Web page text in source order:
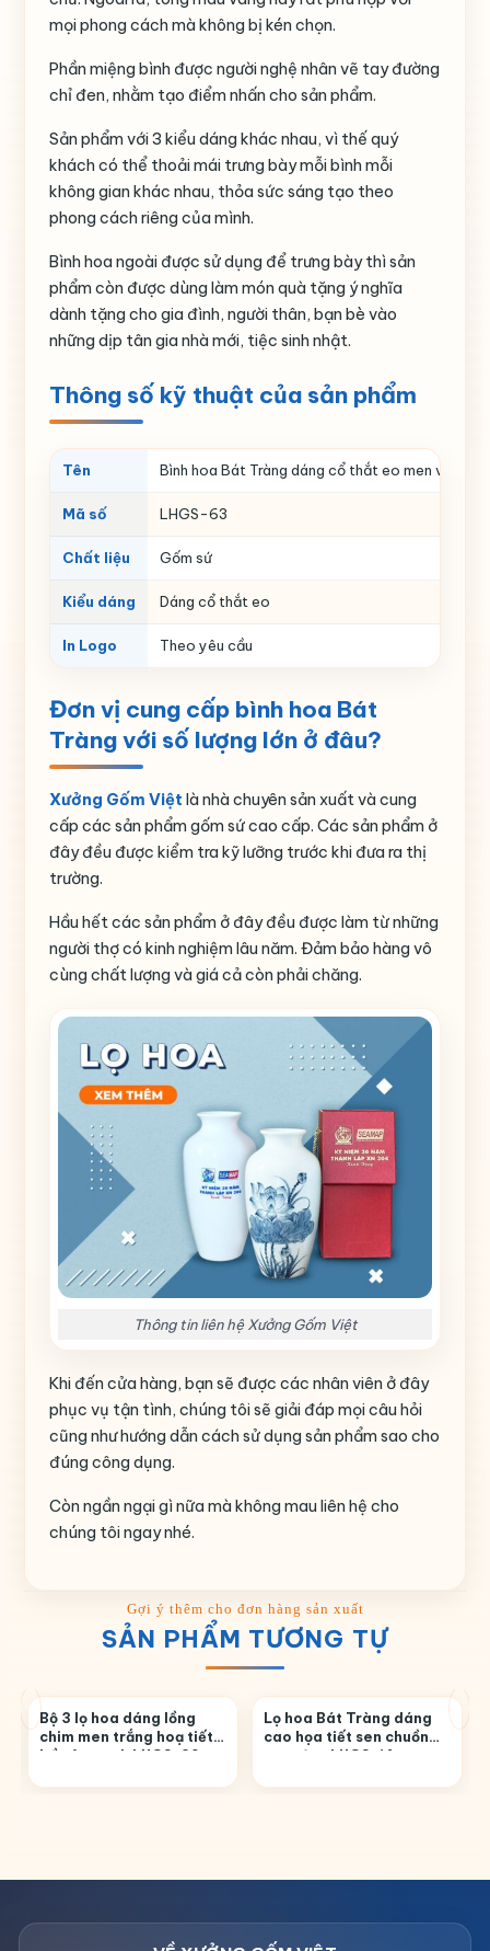
mọi phong cách mà không bị kén chọn.
Phần miệng bình được người nghệ nhân vẽ tay đường
chỉ đen, nhằm tạo điểm nhấn cho sản phẩm.
Sản phẩm với 3 kiểu dáng khác nhau, vì thế quý
khách có thể thoải mái trưng bày mỗi bình mỗi
không gian khác nhau, thỏa sức sáng tạo theo
phong cách riêng của mình.
Bình hoa ngoài được sử dụng để trưng bày thì sản
phẩm còn được dùng làm món quà tặng ý nghĩa
dành tặng cho gia đình, người thân, bạn bè vào
những dịp tân gia nhà mới, tiệc sinh nhật.
Thông số kỹ thuật của sản phẩm
Tên Bình hoa Bát Tràng dáng cổ thắt eo men vàng
Mã số LHGS-63
Chất liệu Gốm sứ
Kiểu dáng Dáng cổ thắt eo
In Logo Theo yêu cầu
Đơn vị cung cấp bình hoa Bát
Tràng với số lượng lớn ở đâu?
Xưởng Gốm Việt là nhà chuyên sản xuất và cung
cấp các sản phẩm gốm sứ cao cấp. Các sản phẩm ở
đây đều được kiểm tra kỹ lưỡng trước khi đưa ra thị
trường.
Hầu hết các sản phẩm ở đây đều được làm từ những
người thợ có kinh nghiệm lâu năm. Đảm bảo hàng vô
cùng chất lượng và giá cả còn phải chăng.
Thông tin liên hệ Xưởng Gốm Việt
Khi đến cửa hàng, bạn sẽ được các nhân viên ở đây
phục vụ tận tình, chúng tôi sẽ giải đáp mọi câu hỏi
cũng như hướng dẫn cách sử dụng sản phẩm sao cho
đúng công dụng.
Còn ngần ngại gì nữa mà không mau liên hệ cho
chúng tôi ngay nhé.
SẢN PHẨM TƯƠNG TỰ
Bộ 3 lọ hoa dáng lồng
chim men trắng hoạ tiết
bồ công anh LHGS-29
Lọ hoa Bát Tràng dáng
cao họa tiết sen chuồn
men đen LHGS-14